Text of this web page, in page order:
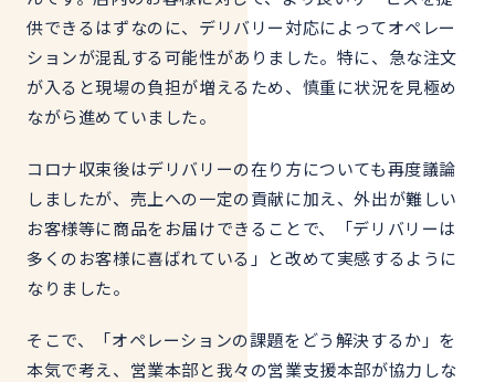
供できるはずなのに、デリバリー対応によってオペレー
ションが混乱する可能性がありました。特に、急な注文
が入ると現場の負担が増えるため、慎重に状況を見極め
ながら進めていました。
コロナ収束後はデリバリーの在り方についても再度議論
しましたが、 売上への一定の貢献に加え、外出が難しい
お客様等に商品をお届けできることで、「デリバリーは
多くのお客様に喜ばれている」と改めて実感するように
なりました。
そこで、「オペレーションの課題をどう解決するか」を
本気で考え、 営業本部と我々の営業支援本部が協力しな